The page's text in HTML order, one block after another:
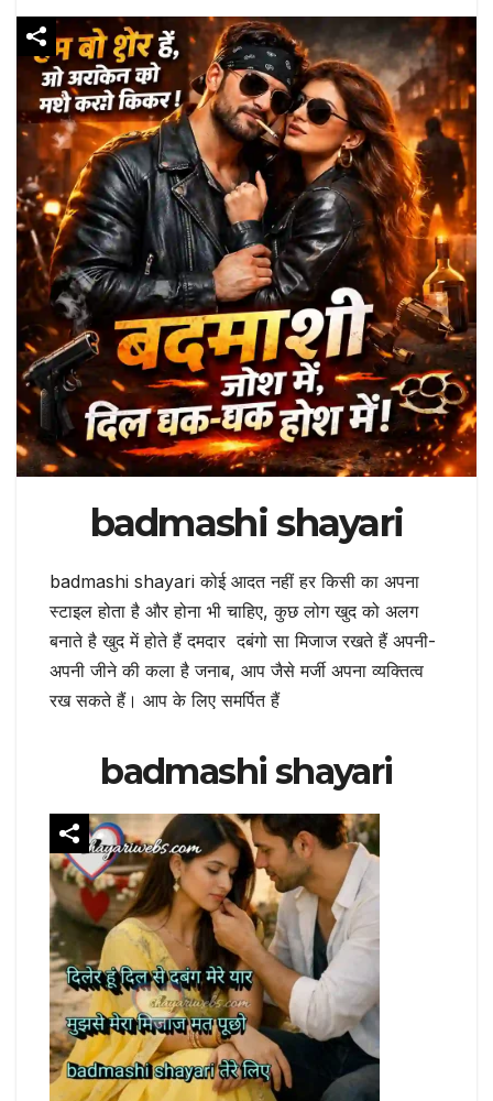
badmashi shayari
badmashi shayari कोई आदत नहीं हर किसी का अपना
स्टाइल होता है और होना भी चाहिए, कुछ लोग खुद को अलग
बनाते है खुद में होते हैं दमदार दबंगो सा मिजाज रखते हैं अपनी-
अपनी जीने की कला है जनाब, आप जैसे मर्जी अपना व्यक्तित्व
रख सकते हैं। आप के लिए समर्पित हैं
badmashi shayari